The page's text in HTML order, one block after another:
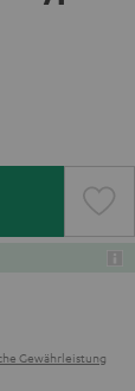
Gewährleistung